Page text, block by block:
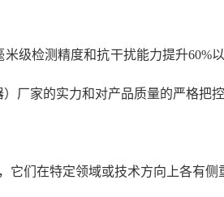
米级检测精度和抗干扰能力提升
厂家的实力和对产品质量的严格把控
们在特定领域或技术方向上各有侧